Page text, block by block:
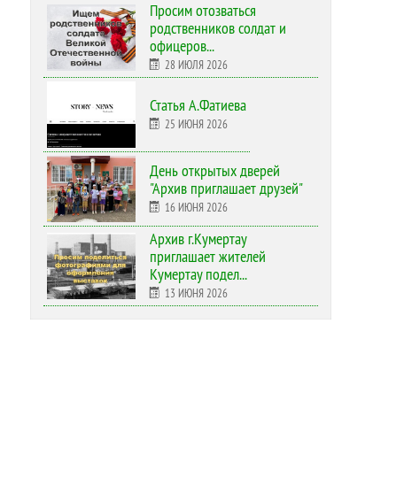
Просим отозваться
родственников солдат и
офицеров...
28 ИЮЛЯ 2026
Статья А.Фатиева
25 ИЮНЯ 2026
День открытых дверей
"Архив приглашает друзей"
16 ИЮНЯ 2026
Архив г.Кумертау
приглашает жителей
Кумертау подел...
13 ИЮНЯ 2026